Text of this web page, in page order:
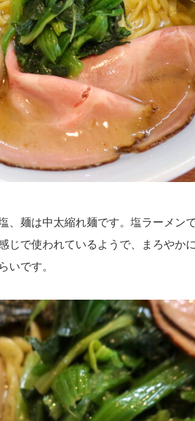
、麺は中太縮れ麺です。塩ラーメン
じで使われているようで、まろやか
いです。